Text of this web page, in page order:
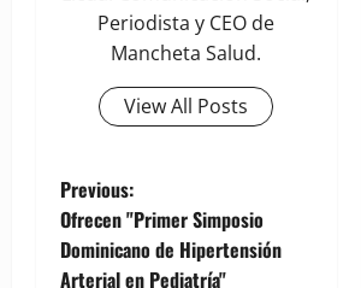
Periodista y CEO de
Mancheta Salud.
View All Posts
P
o
Previous:
Ofrecen "Primer Simposio
Dominicano de Hipertensión
Arterial en Pediatría"